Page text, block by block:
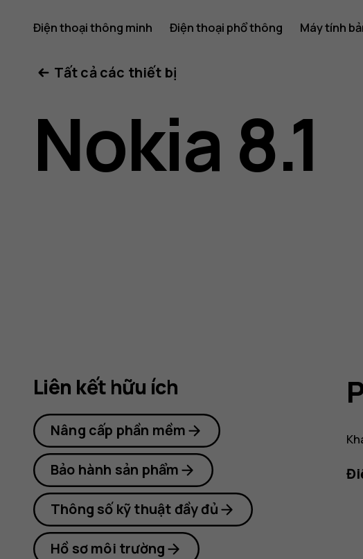
Hướng
dẫn
sử
8.1
Điện thoại thông minh Điện thoại phổ thông Máy tính
Tất cả các thiết bị
Nokia 8.1
Liên kết hữu ích
Nâng cấp phần mềm
Bảo hành sản phẩm
Thông số kỹ thuật đầy đủ
Hồ sơ môi trường